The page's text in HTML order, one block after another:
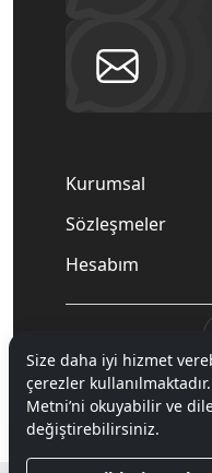
Kurumsal
Sözleşmeler
Hesabım
© 2020
Size daha iyi hizmet
çerezler
Metni’ni okuyabilir ve
değiştirebilirsiniz.